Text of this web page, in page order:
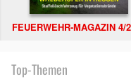
FEUERWEHR-MAGAZIN 4/
Top-Themen